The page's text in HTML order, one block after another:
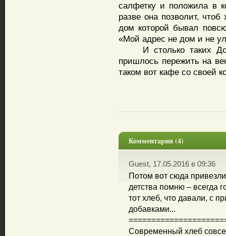
салфетку и положила в
разве она позволит,
дом которой бывал
«Мой адрес не дом и не
И столько таких
пришлось пережить на
таком вот кафе со своей
Комментарии (4)
Guest, 17.05.2016 в 09:36
Потом вот сюда
детства помню – всегда
тот хлеб, что давали, с
добавками...
Современный хлеб